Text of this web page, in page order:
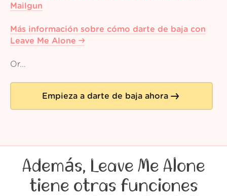
Mailgun
Más información sobre cómo darte de baja con
Leave Me Alone
Or...
Empieza a darte de baja ahora
Además, Leave Me Alone
tiene otras funciones